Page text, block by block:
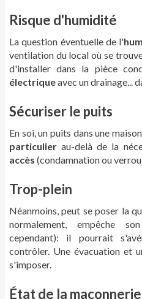
Risque d'humidité
La question éventuelle de l'
ventilation du local où se
d'installer dans la pièce
électriqueavec un drainage...
Sécuriser le puits
En soi, un puits dans une
particulier au-delà de la
accès (condamnation ou
Trop-plein
Néanmoins, peut se poser la
normalement, empêche
cependant): il pourrait
contrôler. Une évacuation et
s'imposer.
État de la